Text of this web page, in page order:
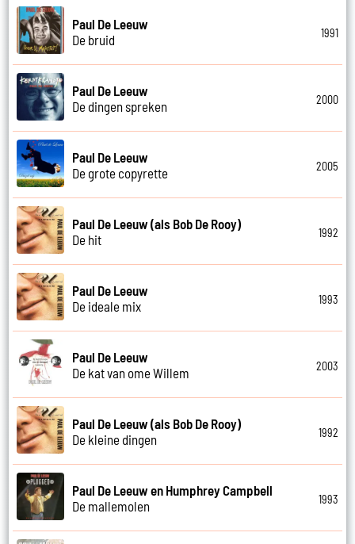
Paul De Leeuw
De bruid
1991
Paul De Leeuw
De dingen spreken
2000
Paul De Leeuw
De grote copyrette
2005
Paul De Leeuw (als Bob De Rooy)
De hit
1992
Paul De Leeuw
De ideale mix
1993
Paul De Leeuw
De kat van ome Willem
2003
Paul De Leeuw (als Bob De Rooy)
De kleine dingen
1992
Paul De Leeuw en Humphrey Campbell
De mallemolen
1993